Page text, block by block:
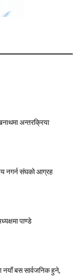
अन्तरक्रिया
नगर्न संघकाे आग्रह
पाण्डे
नयाँ बस सार्वजनिक हुने,